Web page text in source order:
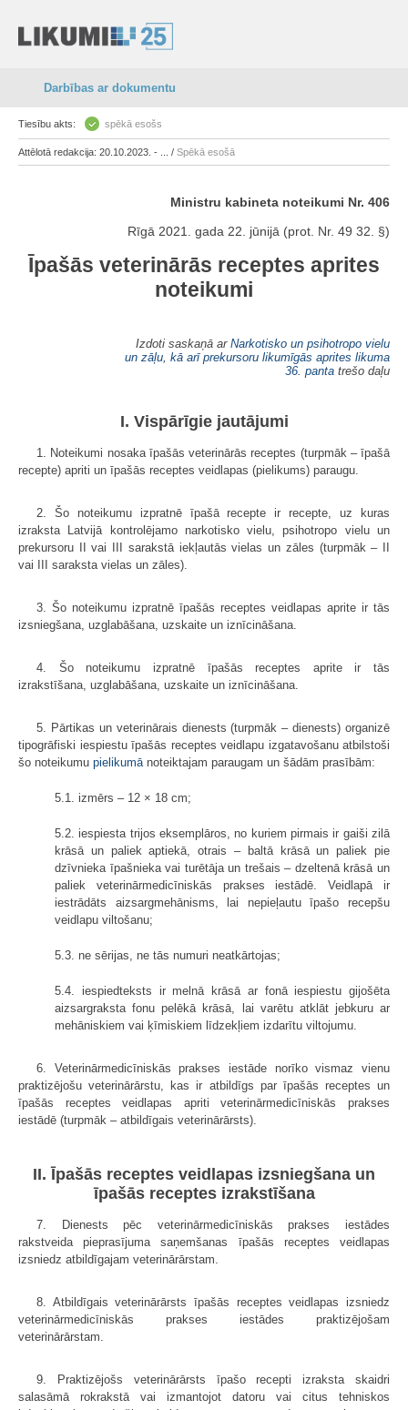
Darbības ar dokumentu
Tiesību akts: spēkā esošs
Attēlotā redakcija: 20.10.2023. - ... / Spēkā esošā
Ministru kabineta noteikumi Nr. 406
Rīgā 2021. gada 22. jūnijā (prot. Nr. 49 32. §)
Īpašās veterinārās receptes aprites
noteikumi
Izdoti saskaņā ar Narkotisko un psihotropo vielu
un zāļu, kā arī prekursoru likumīgās aprites likuma
36. panta trešo daļu
I. Vispārīgie jautājumi
1. Noteikumi nosaka īpašās veterinārās receptes (turpmāk – īpašā
recepte) apriti un īpašās receptes veidlapas (pielikums) paraugu.
2. Šo noteikumu izpratnē īpašā recepte ir recepte, uz kuras
izraksta Latvijā kontrolējamo narkotisko vielu, psihotropo vielu un
prekursoru II vai III sarakstā iekļautās vielas un zāles (turpmāk – II
vai III saraksta vielas un zāles).
3. Šo noteikumu izpratnē īpašās receptes veidlapas aprite ir tās
izsniegšana, uzglabāšana, uzskaite un iznīcināšana.
4. Šo noteikumu izpratnē īpašās receptes aprite ir tās
izrakstīšana, uzglabāšana, uzskaite un iznīcināšana.
5. Pārtikas un veterinārais dienests (turpmāk – dienests) organizē
tipogrāfiski iespiestu īpašās receptes veidlapu izgatavošanu atbilstoši
šo noteikumu pielikumā noteiktajam paraugam un šādām prasībām:
5.1. izmērs – 12 × 18 cm;
5.2. iespiesta trijos eksemplāros, no kuriem pirmais ir gaiši zilā
krāsā un paliek aptiekā, otrais – baltā krāsā un paliek pie
dzīvnieka īpašnieka vai turētāja un trešais – dzeltenā krāsā un
paliek veterinārmedicīniskās prakses iestādē. Veidlapā ir
iestrādāts aizsargmehānisms, lai nepieļautu īpašo recepšu
veidlapu viltošanu;
5.3. ne sērijas, ne tās numuri neatkārtojas;
5.4. iespiedteksts ir melnā krāsā ar fonā iespiestu gijošēta
aizsargraksta fonu pelēkā krāsā, lai varētu atklāt jebkuru ar
mehāniskiem vai ķīmiskiem līdzekļiem izdarītu viltojumu.
6. Veterinārmedicīniskās prakses iestāde norīko vismaz vienu
praktizējošu veterinārārstu, kas ir atbildīgs par īpašās receptes un
īpašās receptes veidlapas apriti veterinārmedicīniskās prakses
iestādē (turpmāk – atbildīgais veterinārārsts).
II. Īpašās receptes veidlapas izsniegšana un
īpašās receptes izrakstīšana
7. Dienests pēc veterinārmedicīniskās prakses iestādes
rakstveida pieprasījuma saņemšanas īpašās receptes veidlapas
izsniedz atbildīgajam veterinārārstam.
8. Atbildīgais veterinārārsts īpašās receptes veidlapas izsniedz
veterinārmedicīniskās prakses iestādes praktizējošam
veterinārārstam.
9. Praktizējošs veterinārārsts īpašo recepti izraksta skaidri
salasāmā rokrakstā vai izmantojot datoru vai citus tehniskos